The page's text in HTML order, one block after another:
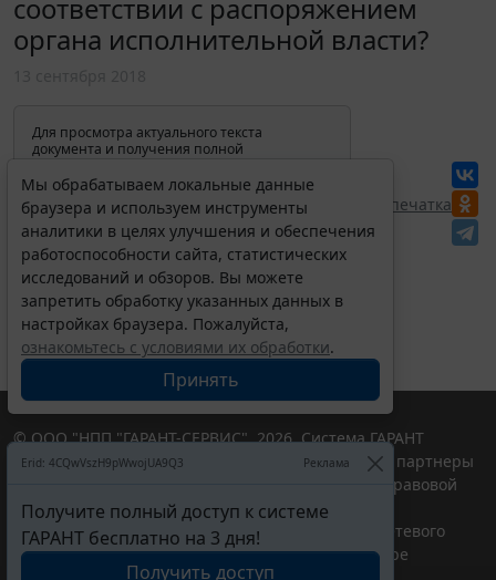
соответствии с распоряжением
органа исполнительной власти?
Для просмотра актуального текста
документа и получения полной
изменениях и порядке применения
документа, воспользуйтесь поиском в
Интернет-версии системы ГАРАНТ:
Перепечатка
Мы обрабатываем локальные данные
браузера и используем инструменты
аналитики в целях улучшения и обеспечения
работоспособности сайта, статистических
исследований и обзоров. Вы можете
запретить обработку указанных данных в
настройках браузера. Пожалуйста,
ознакомьтесь с условиями их обработки.
Принять
Erid: 4CQwVszH9pWwojUA9Q3 Реклама
Получите полный доступ к системе
ГАРАНТ бесплатно на 3 дня!
Получить доступ
© ООО "НПП "ГАРАНТ-СЕРВИС", 2026. Система ГАРАНТ
выпускается с 1990 года. Компания "Гарант" и ее партнеры
являются участниками Российской ассоциации правовой
информации ГАРАНТ.
Портал ГАРАНТ.РУ зарегистрирован в качестве сетевого
издания Федеральной службой по надзору в сфере